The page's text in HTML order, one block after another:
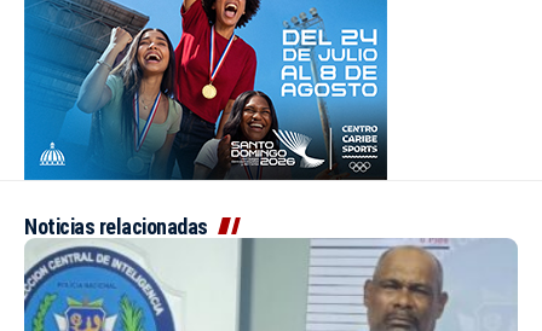
Noticias relacionadas